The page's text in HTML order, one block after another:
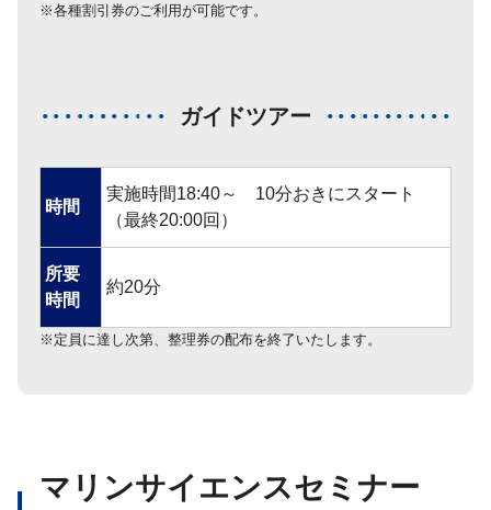
※各種割引券のご利用が可能です。
ガイドツアー
時間
実施時間18:40～ 10分おきにスタート
（最終20:00回）
所要
時間
約20分
※定員に達し次第、整理券の配布を終了いたします。
マリンサイエンスセミナー